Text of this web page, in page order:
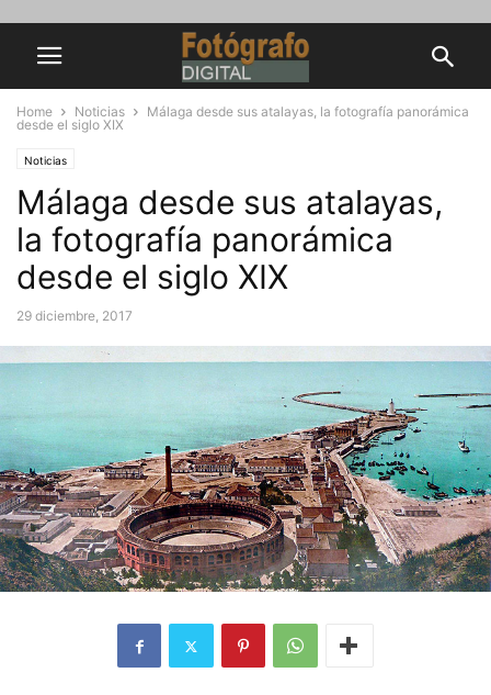
Home Noticias
Málaga desde sus atalayas, la fotografía panorámica
desde el siglo XIX
Noticias
Málaga desde sus atalayas,
la fotografía panorámica
desde el siglo XIX
29 diciembre, 2017